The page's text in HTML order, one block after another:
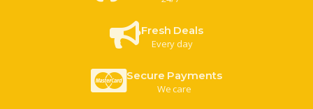
Fresh Deals
Every day
Secure Payments
We care